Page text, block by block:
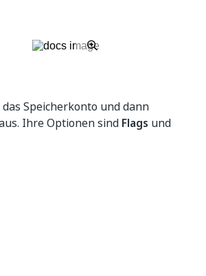
Speicherkonto und dann
Ihre Optionen sind Flags und